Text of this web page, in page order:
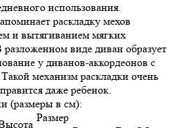
использования.
раскладку мехов
и вытягиванием мягких
виде диван образует
у диванов-аккордеонов с
механизм раскладки очень
даже ребенок.
(размеры в см):
Размер